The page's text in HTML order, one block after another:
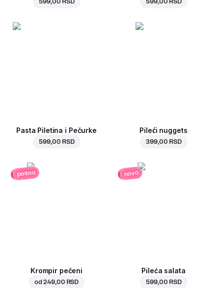
Pasta Piletina i Pečurke
599,00 RSD
Pileći nuggets
399,00 RSD
posno
Krompir pečeni
od249,00 RSD
novo
Pileća salata
599,00 RSD